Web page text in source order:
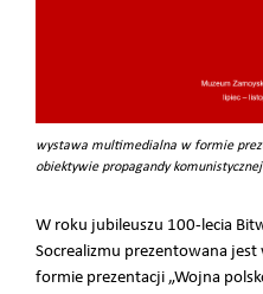
wystawa multimedialna w formie
obiektywie propagandy
W roku jubileuszu 100-lecia
Socrealizmu prezentowana
formie prezentacji „Wojna